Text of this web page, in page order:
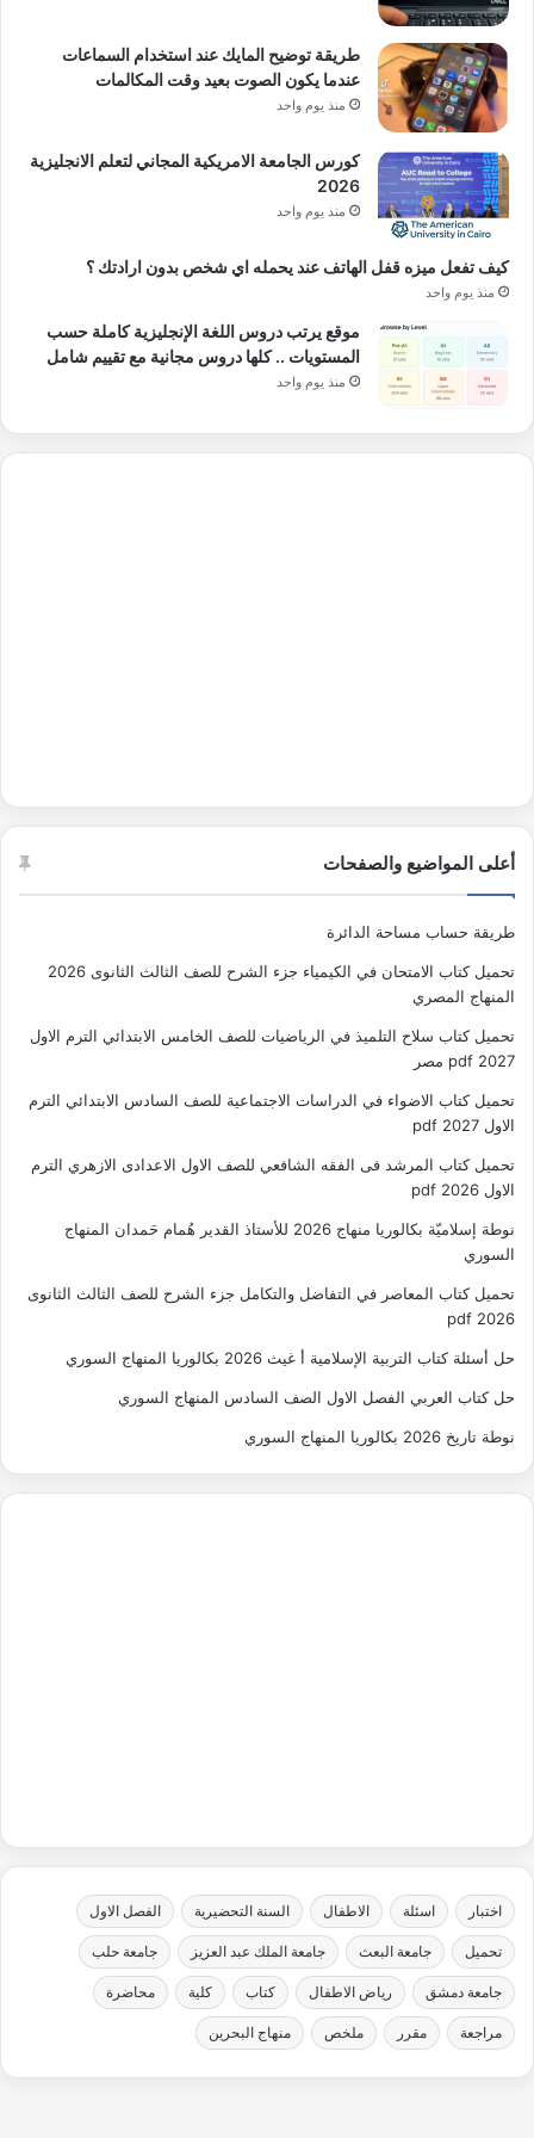
طريقة توضيح المايك عند استخدام السماعات
عندما يكون الصوت بعيد وقت المكالمات
منذ يوم واحد
كورس الجامعة الامريكية المجاني لتعلم الانجليزية
2026
منذ يوم واحد
كيف تفعل ميزه قفل الهاتف عند يحمله اي شخص بدون ارادتك ؟
منذ يوم واحد
موقع يرتب دروس اللغة الإنجليزية كاملة حسب
المستويات .. كلها دروس مجانية مع تقييم شامل
منذ يوم واحد
أعلى المواضيع والصفحات
طريقة حساب مساحة الدائرة
تحميل كتاب الامتحان في الكيمياء جزء الشرح للصف الثالث الثانوى 2026
المنهاج المصري
تحميل كتاب سلاح التلميذ في الرياضيات للصف الخامس الابتدائي الترم الاول
2027 pdf مصر
تحميل كتاب الاضواء في الدراسات الاجتماعية للصف السادس الابتدائي الترم
الاول 2027 pdf
تحميل كتاب المرشد فى الفقه الشافعي للصف الاول الاعدادى الازهري الترم
الاول 2026 pdf
نوطة إسلاميّة بكالوريا منهاج 2026 للأستاذ القدير هُمام حَمدان المنهاج
السوري
تحميل كتاب المعاصر في التفاضل والتكامل جزء الشرح للصف الثالث الثانوى
2026 pdf
حل أسئلة كتاب التربية الإسلامية أ غيث 2026 بكالوريا المنهاج السوري
حل كتاب العربي الفصل الاول الصف السادس المنهاج السوري
نوطة تاريخ 2026 بكالوريا المنهاج السوري
اختبار اسئلة الاطفال السنة التحضيرية الفصل الاول
تحميل جامعة البعث جامعة الملك عبد العزيز جامعة حلب
جامعة دمشق رياض الاطفال كتاب كلية محاضرة
مراجعة مقرر ملخص منهاج البحرين